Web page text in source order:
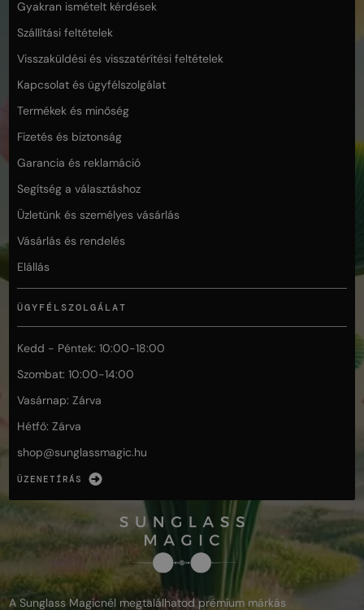
Gyakran ismételt kérdések
Szállítási feltételek
Visszaküldési és visszatérítési feltételek
Kapcsolat és ügyfélszolgálat
Termékek és minőség
Fizetés és biztonság
Garancia és reklamáció
Segítség a választáshoz
Üzletünk és személyes vásárlás
Vásárlás és rendelés
Elállás
ÜGYFÉLSZOLGÁLAT
Kedd - Péntek: 10:00-18:00
Szombat: 10:00-14:00
Vasárnap: Zárva
Hétfő: Zárva
shop@sunglassmagic.hu
ÜZENETÍRÁS
A Sunglass Magicnél megtalálhatod prémium márkás